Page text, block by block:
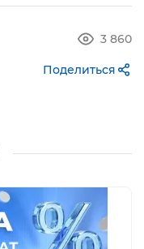
3 860
Поделиться